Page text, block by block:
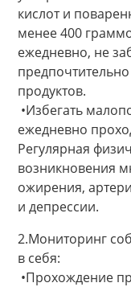
кислот и
менее 400
ежедневно, не
продуктов.
•Избегать
ежедневно
Регулярная
возникновения
ожирения,
и депрессии.
2.Мониторинг
в себя:
•Прохождение